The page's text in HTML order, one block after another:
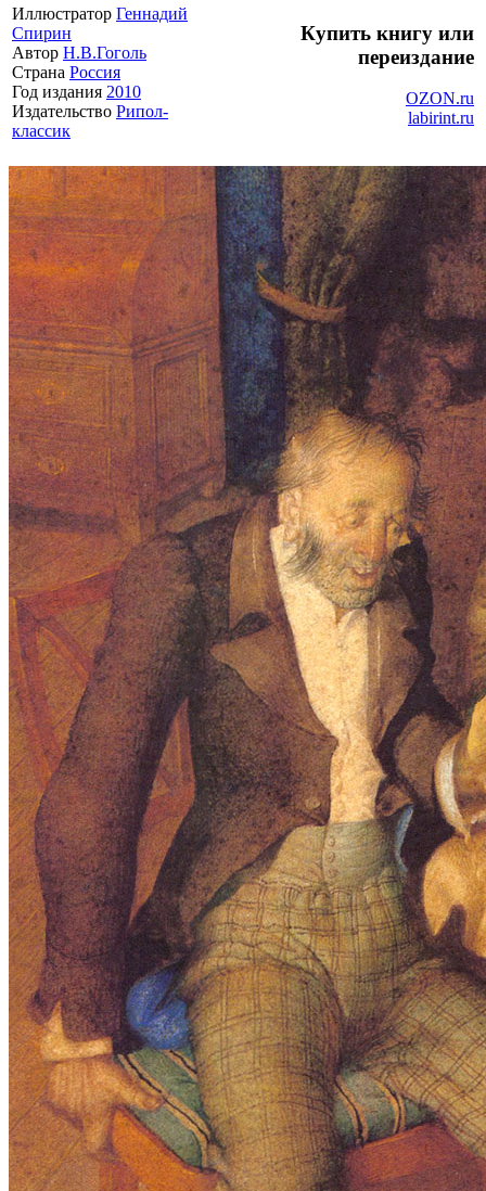
Иллюстратор Геннадий
Спирин
Автор Н.В.Гоголь
Страна Россия
Год издания 2010
Издательство Рипол-
классик
Купить книгу или
переиздание
OZON.ru
labirint.ru